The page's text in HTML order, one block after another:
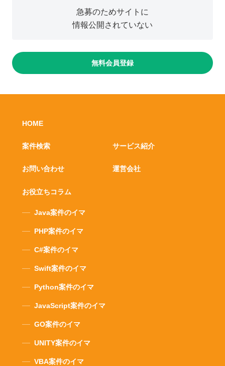
急募のためサイトに
情報公開されていない
無料会員登録
HOME
案件検索 サービス紹介
運営会社
お問い合わせ
お役立ちコラム
Java案件のイマ
PHP案件のイマ
C#案件のイマ
Swift案件のイマ
Python案件のイマ
JavaScript案件のイマ
GO案件のイマ
UNITY案件のイマ
VBA案件のイマ